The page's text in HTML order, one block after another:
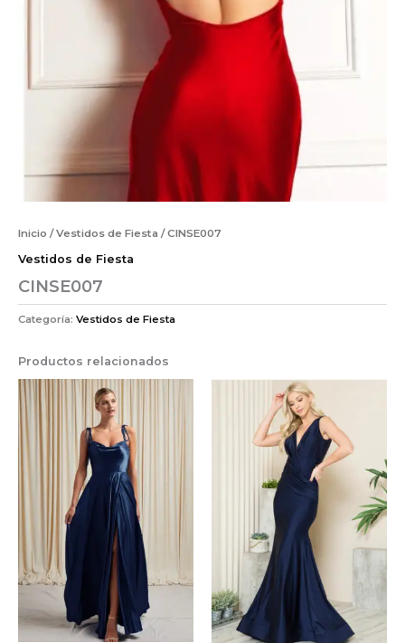
Inicio /Vestidos de Fiesta / CINSE007
Vestidos de Fiesta
CINSE007
Categoría: Vestidos de Fiesta
Productos relacionados